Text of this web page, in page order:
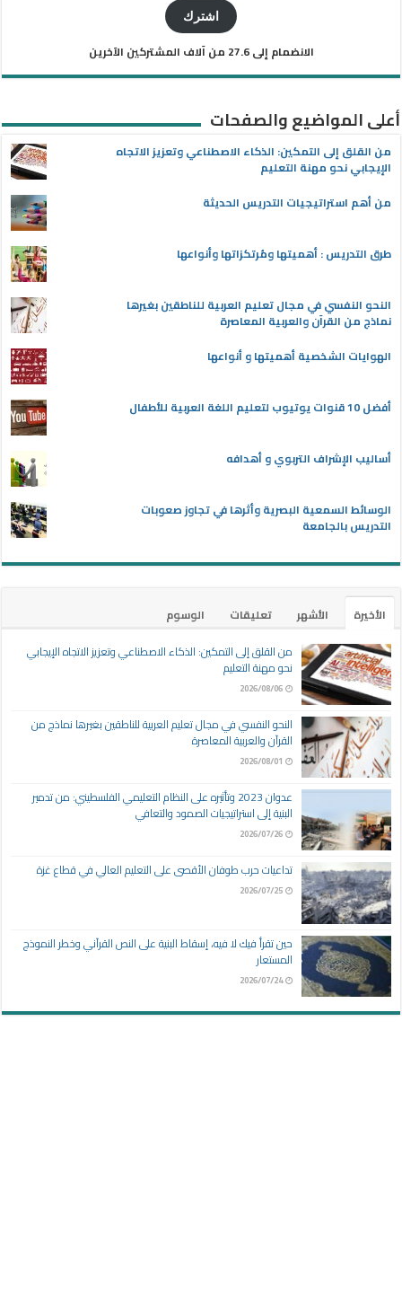
اشترك
الانضمام إلى 27.6 من آلاف المشتركين الآخرين
أعلى المواضيع والصفحات
من القلق إلى التمكين: الذكاء الاصطناعي وتعزيز الاتجاه
الإيجابي نحو مهنة التعليم
من أهم استراتيجيات التدريس الحديثة
طرق التدريس : أهميتها ومُرتكزاتها وأنواعها
النحو النفسي في مجال تعليم العربية للناطقين بغيرها
نماذج من القرآن والعربية المعاصرة
الهوايات الشخصية أهميتها و أنواعها
أفضل 10 قنوات يوتيوب لتعليم اللغة العربية للأطفال
أساليب الإشراف التربوي و أهدافه
الوسائط السمعية البصرية وأثرها في تجاوز صعوبات
التدريس بالجامعة
الأخيرة الأشهر تعليقات
الوسوم
من القلق إلى التمكين: الذكاء الاصطناعي وتعزيز الاتجاه الإيجابي
نحو مهنة التعليم
2026/08/06
النحو النفسي في مجال تعليم العربية للناطقين بغيرها نماذج من
القرآن والعربية المعاصرة
2026/08/01
عدوان 2023 وتأثيره على النظام التعليمي الفلسطيني: من تدمير
البنية إلى استراتيجيات الصمود والتعافي
2026/07/26
تداعيات حرب طوفان الأقصى على التعليم العالي في قطاع غزة
2026/07/25
حين تقرأ فيك لا فيه، إسقاط البنية على النص القرآني وخطر النموذج
المستعار
2026/07/24